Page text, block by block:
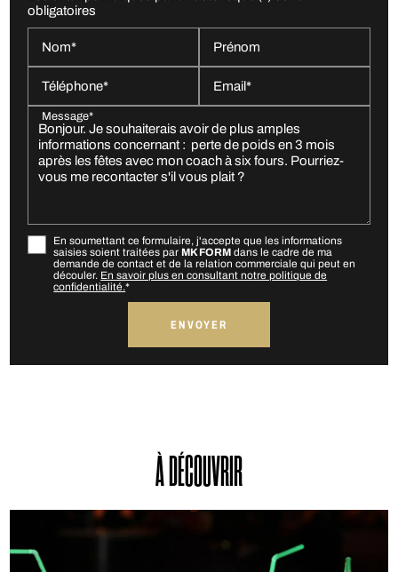
obligatoires
Nom*
Prénom
Téléphone*
Email*
Message*
En soumettant ce formulaire, j'accepte que les informations
saisies soient traitées par MK FORMdans le cadre de ma
demande de contact et de la relation commerciale qui peut en
découler. En savoir plus en consultant notre politique de
confidentialité.*
À DÉCOUVRIR